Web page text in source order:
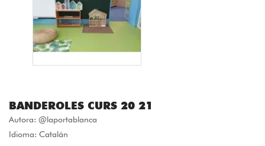
BANDEROLES CURS 20 21
Autora: @laportablanca
Idioma: Catalán